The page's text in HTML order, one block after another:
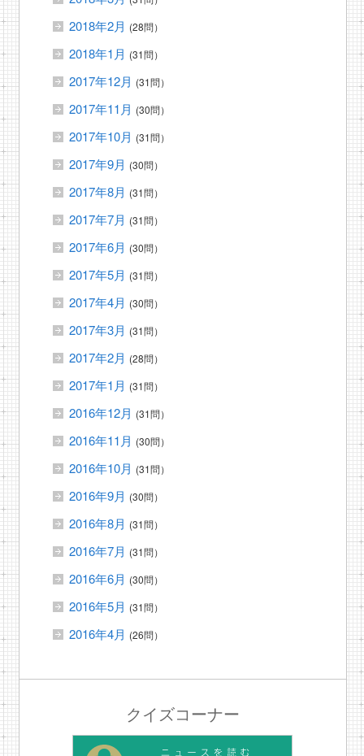
2018年2月 (28問）
2018年1月 (31問）
2017年12月 (31問）
2017年11月 (30問）
2017年10月 (31問）
2017年9月 (30問）
2017年8月 (31問）
2017年7月 (31問）
2017年6月 (30問）
2017年5月 (31問）
2017年4月 (30問）
2017年3月 (31問）
2017年2月 (28問）
2017年1月 (31問）
2016年12月 (31問）
2016年11月 (30問）
2016年10月 (31問）
2016年9月 (30問）
2016年8月 (31問）
2016年7月 (31問）
2016年6月 (30問）
2016年5月 (31問）
2016年4月 (26問）
クイズコーナー